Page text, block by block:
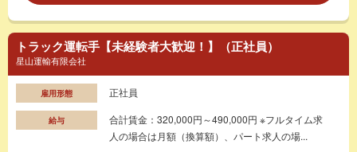
トラック運転手【未経験者大歓迎！】（正社員）
星山運輸有限会社
雇用形態 正社員
給与
合計賃金：320,000円～490,000円 ※フルタイム求
人の場合は月額（換算額）、パート求人の場...